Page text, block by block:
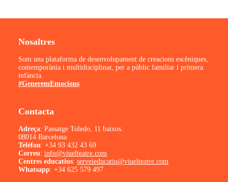
Nosaltres
Som una plataforma de desenvolupament de creacions escèniques,
contemporània i multidisciplinar, per a públic familiar i primera
infància.
#GeneremEmocions
Contacta
Adreça: Passatge Toledo, 11 baixos.
08014 Barcelona
Telèfon: +34 93 432 43 69
Correu: info@viuelteatre.com
Centres educatius: serveieducatiu@viuelteatre.com
Whatsapp: +34 625 579 497